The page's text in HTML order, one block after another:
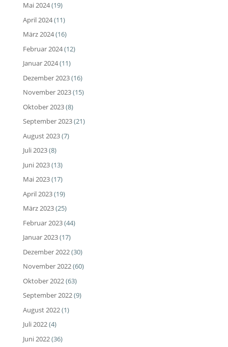
Mai 2024(19)
April 2024(11)
März 2024(16)
Februar 2024(12)
Januar 2024(11)
Dezember 2023(16)
November 2023(15)
Oktober 2023(8)
September 2023(21)
August 2023(7)
Juli 2023(8)
Juni 2023(13)
Mai 2023(17)
April 2023(19)
März 2023(25)
Februar 2023(44)
Januar 2023(17)
Dezember 2022(30)
November 2022(60)
Oktober 2022(63)
September 2022(9)
August 2022(1)
Juli 2022(4)
Juni 2022(36)